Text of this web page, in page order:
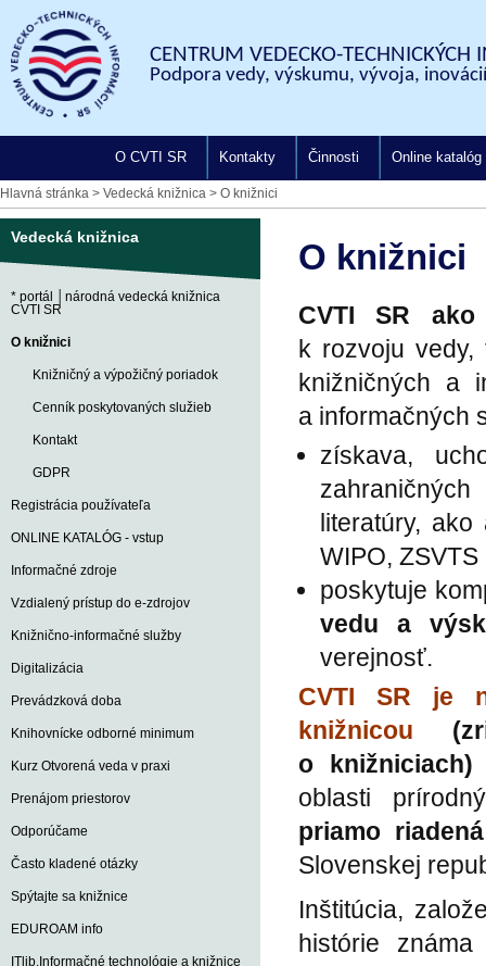
CENTRUM VEDECKO-TECHNICKÝCH
Podpora vedy, výskumu, vývoja,
O CVTI SR Kontakty Činnosti Online katalóg
Hlavná stránka > Vedecká knižnica > O knižnici
Vedecká knižnica
* portál │národná vedecká knižnica
CVTI SR
O knižnici
Knižničný a výpožičný poriadok
Cenník poskytovaných služieb
Kontakt
GDPR
Registrácia používateľa
ONLINE KATALÓG - vstup
Informačné zdroje
Vzdialený prístup do e-zdrojov
Knižnično-informačné služby
Digitalizácia
Prevádzková doba
Knihovnícke odborné minimum
Kurz Otvorená veda v praxi
Prenájom priestorov
Odporúčame
Často kladené otázky
Spýtajte sa knižnice
EDUROAM info
ITlib.Informačné technológie a knižnice
O knižnici
CVTI SR ako
k rozvoju vedy,
knižničných a
a informačných
získava,
literatúry,
WIPO,
poskytuje
vedu a
verejnosť.
CVTI SR je
knižnicou
o
oblasti
priamo
Slovenskej
Inštitúcia,
histórie